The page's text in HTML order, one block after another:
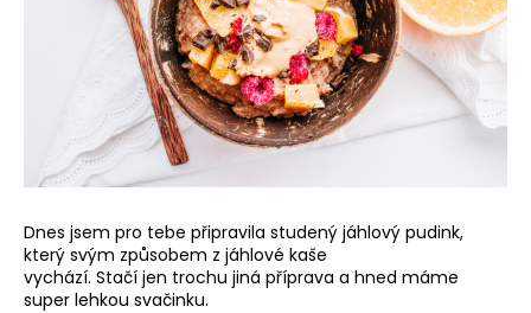
Dnes jsem pro tebe připravila studený jáhlový pudink,
který svým způsobem z jáhlové kaše
vychází. Stačí jen trochu jiná příprava a hned máme
super lehkou svačinku.
HLEDAT